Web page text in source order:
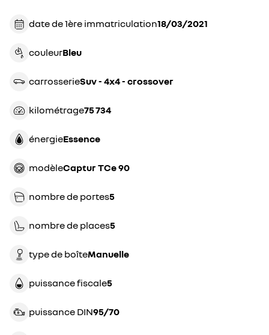
date de 1ère immatriculation 18/03/2021
couleur bleu
carrosserie suv - 4x4 - crossover
kilométrage 75 734
énergie essence
modèle Captur TCe 90
nombre de portes5
nombre de places5
type de boîte manuelle
puissance fiscale5
puissance DIN 95/70